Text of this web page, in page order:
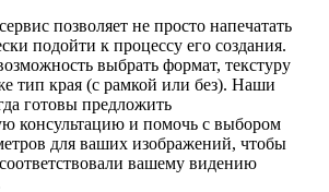
позволяет не просто напечатать
подойти к процессу его создания.
выбрать формат, текстуру
тип края (с рамкой или без). Наши
готовы предложить
консультацию и помочь с выбором
для ваших изображений, чтобы
вашему видению